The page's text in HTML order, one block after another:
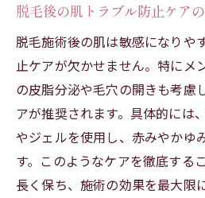
脱毛後の肌トラブル防止ケア
脱毛施術後の肌は敏感になりや
止ケアが欠かせません。特にメ
の皮脂分泌や毛穴の開きも考慮
アが推奨されます。具体的には
やジェルを使用し、赤みやかゆ
す。このようなケアを徹底する
長く保ち、施術の効果を最大限